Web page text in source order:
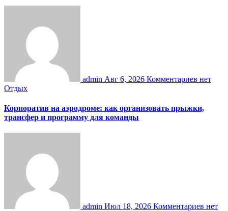
admin Авг 6, 2026 Комментариев нет
Отдых
Корпоратив на аэродроме: как организовать прыжки,
трансфер и программу для команды
admin Июл 18, 2026 Комментариев нет